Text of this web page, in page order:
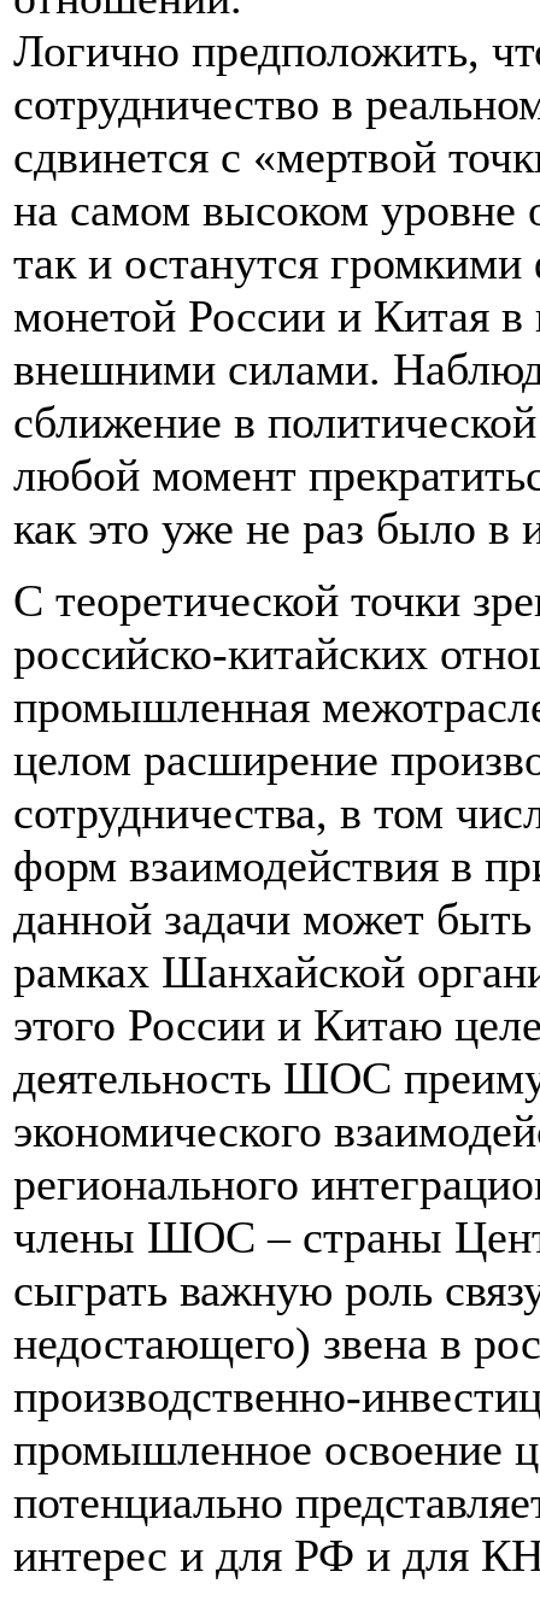
Логично предположить,
сотрудничество в
сдвинется с «мертвой
на самом высоком уровне
так и останутся
монетой России и Китая
внешними силами.
сближение в
любой момент
как это уже не раз было в
С теоретической точки
российско-китайских
промышленная
целом расширение
сотрудничества, в том
форм взаимодействия в
данной задачи может
рамках Шанхайской
этого России и Китаю
деятельность ШОС
экономического
регионального
члены ШОС – страны
сыграть важную роль
недостающего) звена в
производственно-
промышленное освоение
потенциально
интерес и для РФ и для